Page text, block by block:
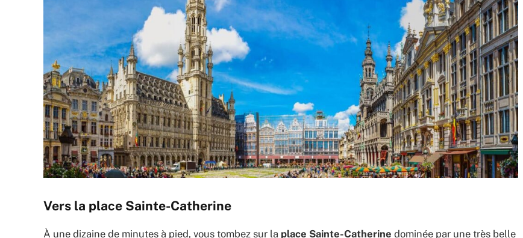
Vers la place Sainte-Catherine
À une dizaine de minutes à pied, vous tombez sur la place Sainte-Catherine dominée par une très belle